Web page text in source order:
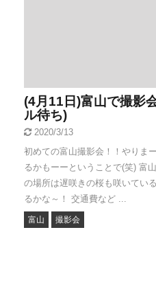
(4月11日)富山で撮影
ル待ち)
2020/3/13
初めての富山撮影会！！やりま
るかもーーということで(笑) 富
の場所は遅咲きの桜も咲いてい
るかな～！ 交通費など ...
富山 撮影会